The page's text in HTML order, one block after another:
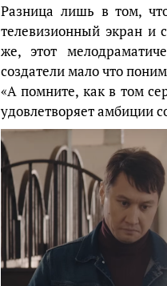
Разница лишь в том,
телевизионный экран и
же, этот
создатели мало что
«А помните, как в том
удовлетворяет амбиции